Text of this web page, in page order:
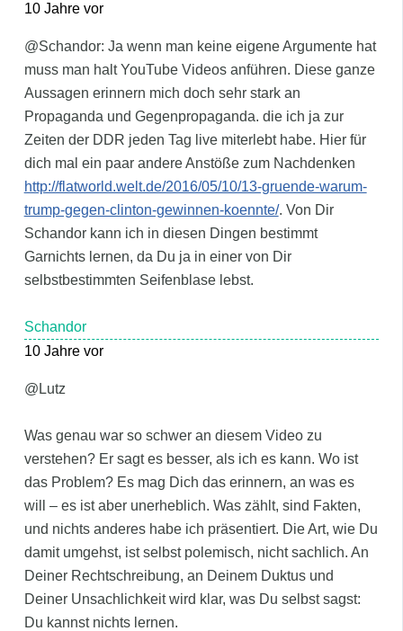
10 Jahre vor
@Schandor: Ja wenn man keine eigene Argumente hat
muss man halt YouTube Videos anführen. Diese ganze
Aussagen erinnern mich doch sehr stark an
Propaganda und Gegenpropaganda. die ich ja zur
Zeiten der DDR jeden Tag live miterlebt habe. Hier für
dich mal ein paar andere Anstöße zum Nachdenken
http://flatworld.welt.de/2016/05/10/13-gruende-warum-
trump-gegen-clinton-gewinnen-koennte/. Von Dir
Schandor kann ich in diesen Dingen bestimmt
Garnichts lernen, da Du ja in einer von Dir
selbstbestimmten Seifenblase lebst.
Schandor
10 Jahre vor
@Lutz
Was genau war so schwer an diesem Video zu
verstehen? Er sagt es besser, als ich es kann. Wo ist
das Problem? Es mag Dich das erinnern, an was es
will – es ist aber unerheblich. Was zählt, sind Fakten,
und nichts anderes habe ich präsentiert. Die Art, wie Du
damit umgehst, ist selbst polemisch, nicht sachlich. An
Deiner Rechtschreibung, an Deinem Duktus und
Deiner Unsachlichkeit wird klar, was Du selbst sagst:
Du kannst nichts lernen.